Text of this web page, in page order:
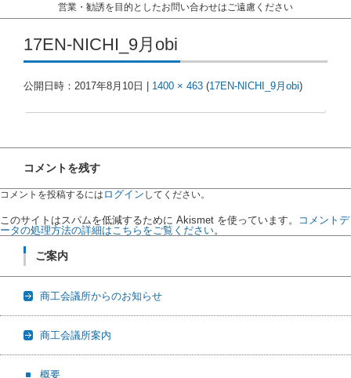
営業・勧誘を目的としたお問い合わせはご遠慮ください
コンテンツに移動
17EN-NICHI_9月obi
公開日時： 2017年8月10日 1400 × 463 (17EN-NICHI_9月obi)
コメントを残す
コメントを投稿するには ログイン してください。
このサイトはスパムを低減するために Akismet を使っています。
コメントデ
ータの処理方法の詳細はこちらをご覧ください。
ご案内
商工会議所からのお知らせ
商工会議所案内
概要